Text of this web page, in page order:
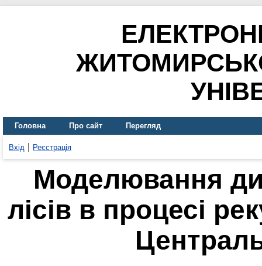
Головна Про сайт Перегляд
Вхід Реєстрація
Моделювання
лісів в процесі